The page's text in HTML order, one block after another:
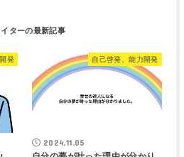
発 自己啓発、能力開発
2024.11.05